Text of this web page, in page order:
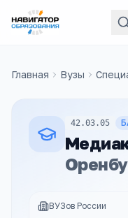
Главная Вузы
42.03.05
ВУЗов России